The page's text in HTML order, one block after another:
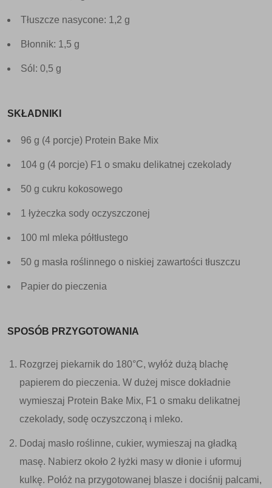
Tłuszcze nasycone: 1,2 g
Błonnik: 1,5 g
Sól: 0,5 g
SKŁADNIKI
96 g (4 porcje) Protein Bake Mix
104 g (4 porcje) F1 o smaku delikatnej czekolady
50 g cukru kokosowego
1 łyżeczka sody oczyszczonej
100 ml mleka półtłustego
50 g masła roślinnego o niskiej zawartości tłuszczu
Papier do pieczenia
SPOSÓB PRZYGOTOWANIA
Rozgrzej piekarnik do 180°C, wyłóż dużą blachę
papierem do pieczenia. W dużej misce dokładnie
wymieszaj Protein Bake Mix, F1 o smaku delikatnej
czekolady, sodę oczyszczoną i mleko.
Dodaj masło roślinne, cukier, wymieszaj na gładką
masę. Nabierz około 2 łyżki masy w dłonie i uformuj
kulkę. Połóż na przygotowanej blasze i dociśnij palcami,